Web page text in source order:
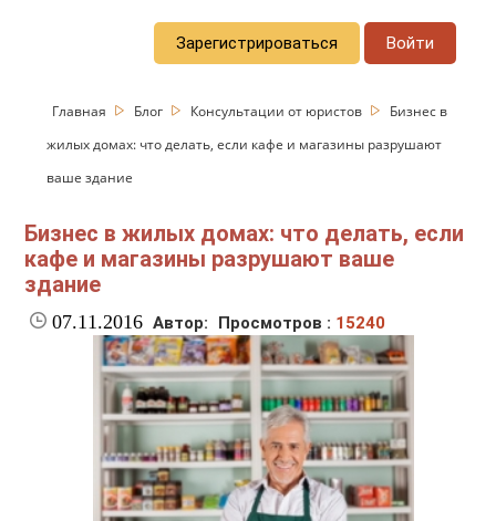
Зарегистрироваться Войти
Главная Блог Консультации от юристов
Бизнес в
жилых домах: что делать, если кафе и магазины разрушают
ваше здание
Бизнес в жилых домах: что делать, если
кафе и магазины разрушают ваше
здание
07.11.2016 Автор: Просмотров : 15240